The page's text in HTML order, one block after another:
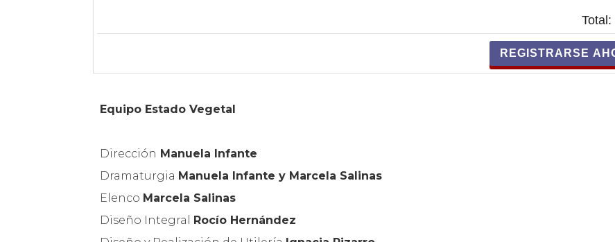
Total:
Equipo Estado Vegetal
Dirección Manuela Infante
Dramaturgia Manuela Infante y Marcela Salinas
Elenco Marcela Salinas
Diseño Integral Rocío Hernández